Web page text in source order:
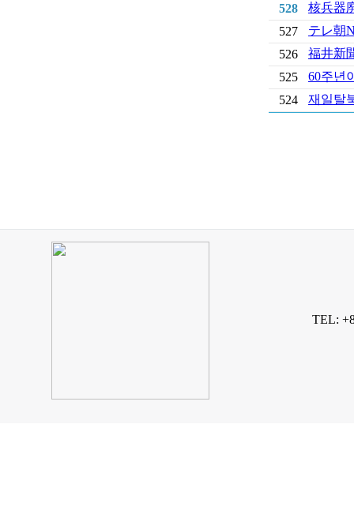
528
核兵器
527
テレ朝
526
福井新
525
60주년
524
재일탈
TEL: